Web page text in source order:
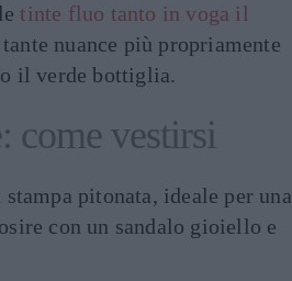
tinte fluo tanto in voga il
nuance più propriamente
il verde bottiglia.
come vestirsi
pitonata, ideale per una
con un sandalo gioiello e